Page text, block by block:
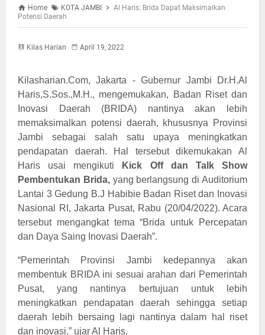
Home KOTA JAMBI
Al Haris: Brida Dapat Maksimalkan
Potensi Daerah
Kilas Harian April 19, 2022
Kilasharian.Com,Jakarta
- Gubernur Jambi Dr.H.Al
Haris,S.Sos.,M.H., mengemukakan, Badan Riset dan
Inovasi Daerah (BRIDA) nantinya akan lebih
memaksimalkan potensi daerah, khususnya Provinsi
Jambi sebagai salah satu upaya meningkatkan
pendapatan daerah. Hal tersebut dikemukakan Al
Haris usai mengikuti
Kick Off dan Talk Show
Pembentukan Brida, yang berlangsung di Auditorium
Lantai 3 Gedung B.J Habibie Badan Riset dan Inovasi
Nasional RI, Jakarta Pusat, Rabu (20/04/2022). Acara
tersebut mengangkat tema “Brida untuk Percepatan
dan Daya Saing Inovasi Daerah”.
“Pemerintah Provinsi Jambi kedepannya akan
membentuk BRIDA ini sesuai arahan dari Pemerintah
Pusat, yang nantinya bertujuan untuk lebih
meningkatkan pendapatan daerah sehingga setiap
daerah lebih bersaing lagi nantinya dalam hal riset
dan inovasi,” ujar Al Haris.